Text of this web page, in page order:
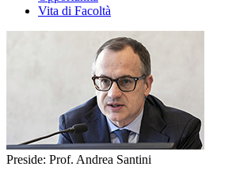
Vita di Facoltà
Preside: Prof. Andrea Santini